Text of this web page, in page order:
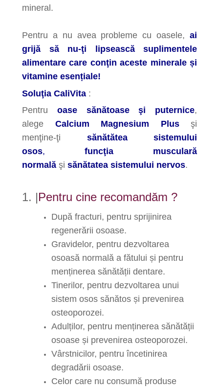
mineral.
Pentru a nu avea probleme cu oasele, ai
grijă să nu-ţi lipsească suplimentele
alimentare care conţin aceste minerale și
vitamine esențiale!
Soluţia CaliVita :
Pentru oase sănătoase şi puternice,
alege Calcium Magnesium Plusşi
menţine-ţi sănătătea sistemului
osos, funcţia musculară
normală şi sănătatea sistemului nervos.
1. |Pentru cine recomandăm ?
După fracturi, pentru sprijinirea
regenerării osoase.
Gravidelor, pentru dezvoltarea
osoasă normală a fătului și pentru
menținerea sănătății dentare.
Tinerilor, pentru dezvoltarea unui
sistem osos sănătos și prevenirea
osteoporozei.
Adulților, pentru menținerea sănătății
osoase și prevenirea osteoporozei.
Vârstnicilor, pentru încetinirea
degradării osoase.
Celor care nu consumă produse